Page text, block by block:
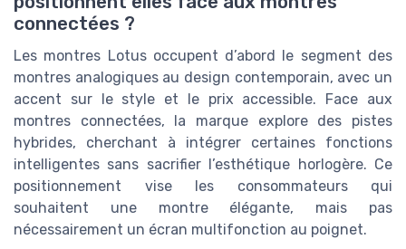
connectées ?
Les montres Lotus occupent d’abord le segment des
montres analogiques au design contemporain, avec un
accent sur le style et le prix accessible. Face aux
montres connectées, la marque explore des pistes
hybrides, cherchant à intégrer certaines fonctions
intelligentes sans sacrifier l’esthétique horlogère. Ce
positionnement vise les consommateurs qui
souhaitent une montre élégante, mais pas
nécessairement un écran multifonction au poignet.